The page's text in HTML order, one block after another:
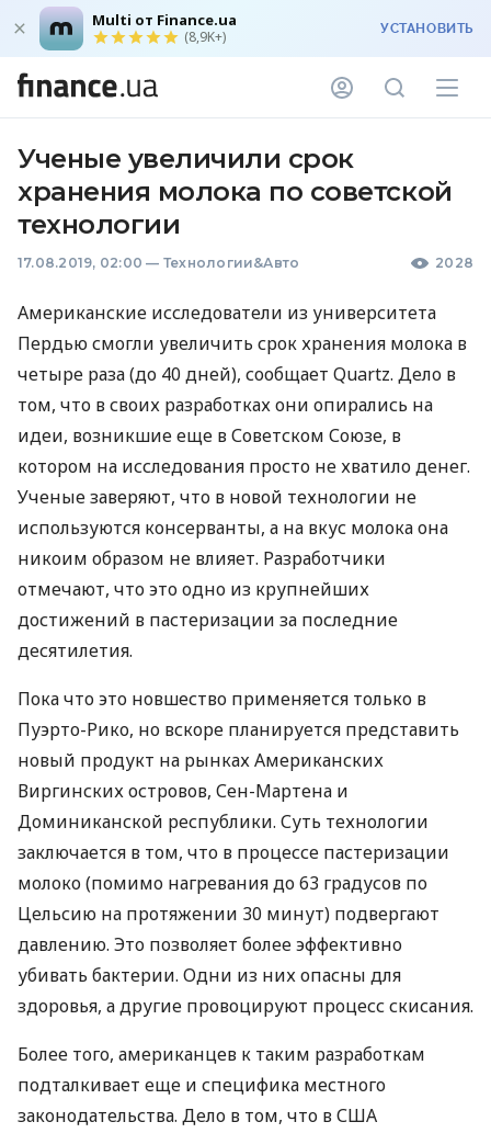
Multi от Finance.ua
(8,9K+) УСТАНОВИТЬ
Ученые увеличили срок
хранения молока по советской
технологии
17.08.2019, 02:00 — Технологии&Авто 2028
Американские исследователи из университета
Пердью смогли увеличить срок хранения молока в
четыре раза (до 40 дней), сообщает Quartz. Дело в
том, что в своих разработках они опирались на
идеи, возникшие еще в Советском Союзе, в
котором на исследования просто не хватило денег.
Ученые заверяют, что в новой технологии не
используются консерванты, а на вкус молока она
никоим образом не влияет. Разработчики
отмечают, что это одно из крупнейших
достижений в пастеризации за последние
десятилетия.
Пока что это новшество применяется только в
Пуэрто-Рико, но вскоре планируется представить
новый продукт на рынках Американских
Виргинских островов, Сен-Мартена и
Доминиканской республики. Суть технологии
заключается в том, что в процессе пастеризации
молоко (помимо нагревания до 63 градусов по
Цельсию на протяжении 30 минут) подвергают
давлению. Это позволяет более эффективно
убивать бактерии. Одни из них опасны для
здоровья, а другие провоцируют процесс скисания.
Более того, американцев к таким разработкам
подталкивает еще и специфика местного
законодательства. Дело в том, что вСША